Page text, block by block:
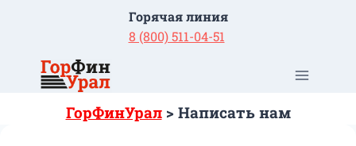
содержимому
Горячая линия
8 (800) 511-04-51
ГорФинУрал> Написать нам